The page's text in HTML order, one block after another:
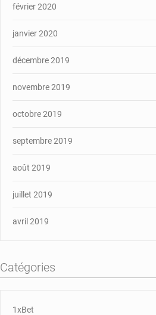
février 2020
janvier 2020
décembre 2019
novembre 2019
octobre 2019
septembre 2019
août 2019
juillet 2019
avril 2019
Catégories
1xBet